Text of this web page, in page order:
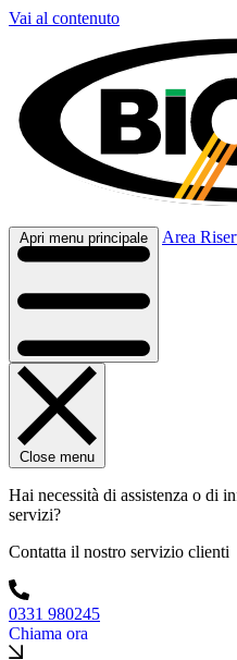
Vai al contenuto
Apri menu principale Area
Close menu
Hai necessità di assistenza o di
servizi?
Contatta il nostro servizio clienti
0331 980245
Chiama ora